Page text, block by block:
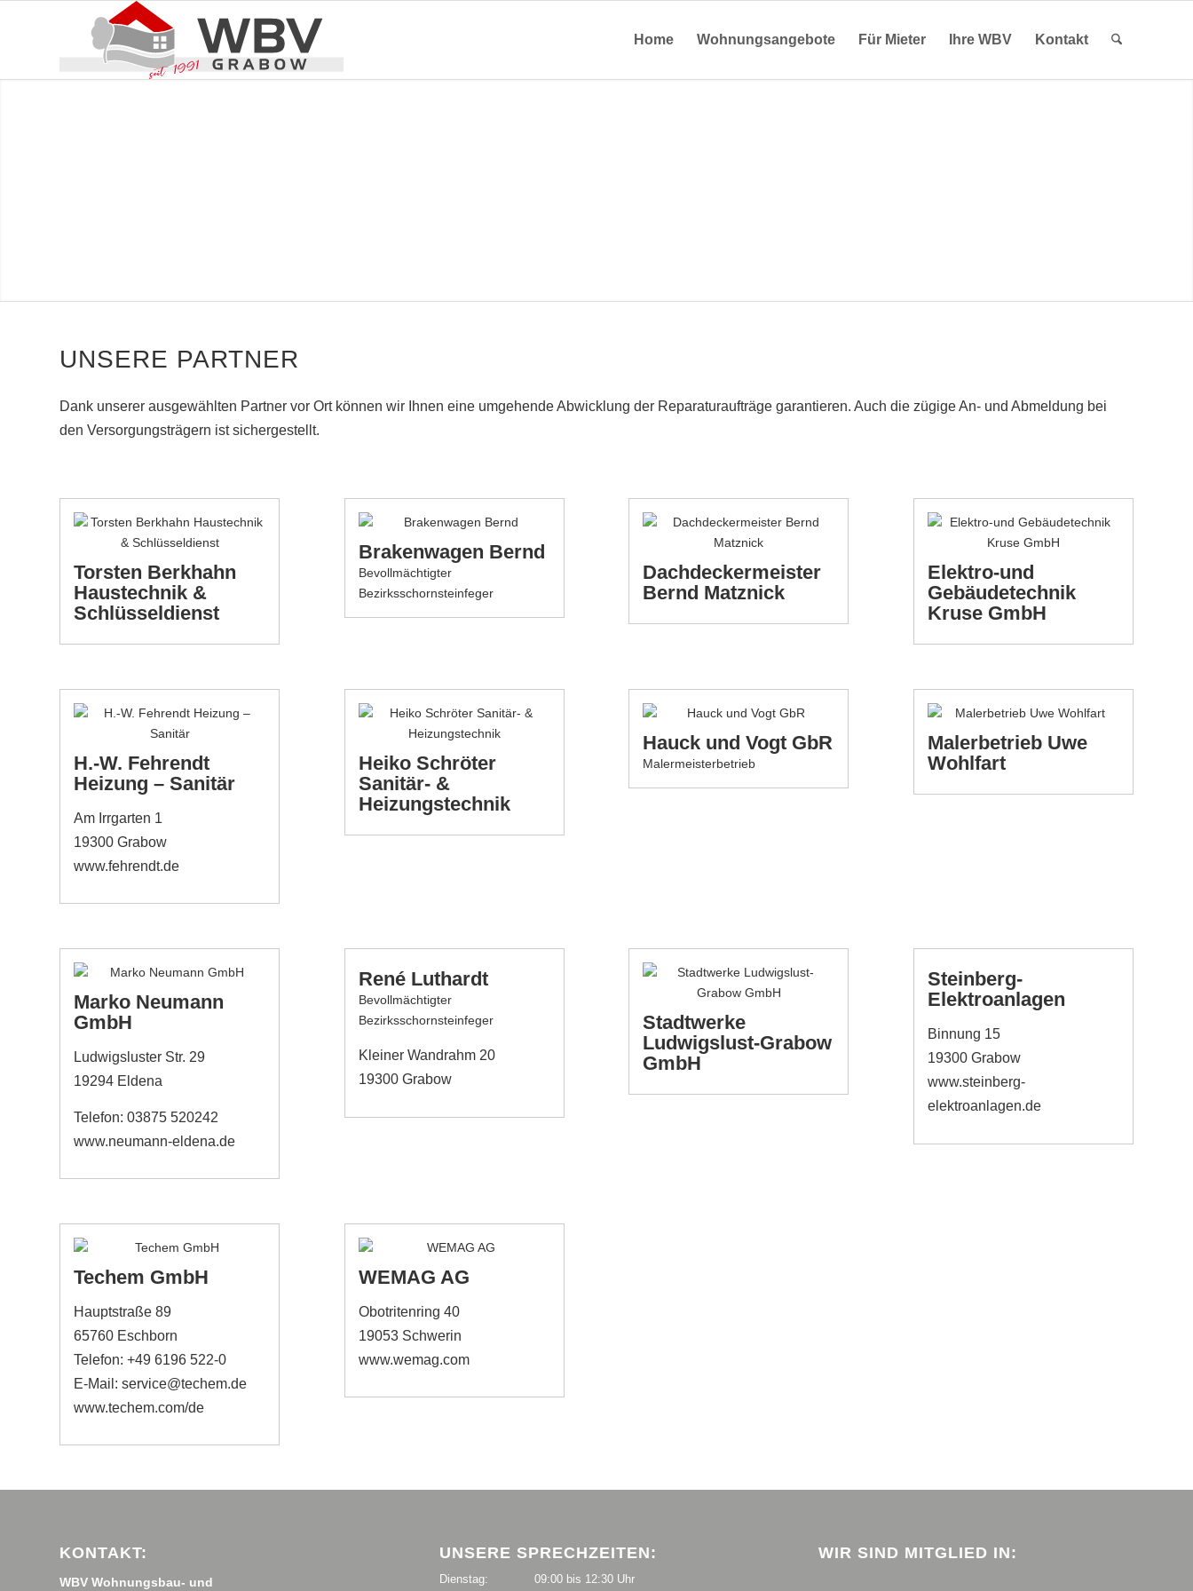
Home Wohnungsangebote Für Mieter Ihre WBV Kontakt
UNSERE PARTNER
Dank unserer ausgewählten Partner vor Ort können wir Ihnen eine umgehende Abwicklung der Reparaturaufträge garantieren. Auch die zügige An- und Abmeldung bei
den Versorgungsträgern ist sichergestellt.
Torsten Berkhahn
Haustechnik &
Schlüsseldienst
Brakenwagen Bernd
Bevollmächtigter
Bezirksschornsteinfeger
Dachdeckermeister
Bernd Matznick
Elektro-und
Gebäudetechnik
Kruse GmbH
H.-W. Fehrendt
Heizung – Sanitär
Am Irrgarten 1
19300 Grabow
www.fehrendt.de
Heiko Schröter
Sanitär- &
Heizungstechnik
Hauck und Vogt GbR
Malermeisterbetrieb
Malerbetrieb Uwe
Wohlfart
Marko Neumann
GmbH
Ludwigsluster Str. 29
19294 Eldena
Telefon: 03875 520242
www.neumann-eldena.de
René Luthardt
Bevollmächtigter
Bezirksschornsteinfeger
Kleiner Wandrahm 20
19300 Grabow
Stadtwerke
Ludwigslust-Grabow
GmbH
Steinberg-
Elektroanlagen
Binnung 15
19300 Grabow
www.steinberg-
elektroanlagen.de
Techem GmbH
Hauptstraße 89
65760 Eschborn
Telefon: +49 6196 522-0
E-Mail: service@techem.de
www.techem.com/de
WEMAG AG
Obotritenring 40
19053 Schwerin
www.wemag.com
KONTAKT:
WBV Wohnungsbau- und
UNSERE SPRECHZEITEN:
Dienstag: 09:00 bis 12:30 Uhr
WIR SIND MITGLIED IN: